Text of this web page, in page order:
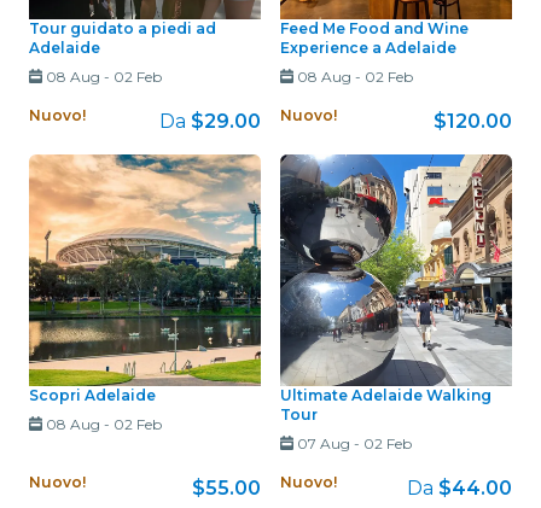
Tour guidato a piedi ad
Adelaide
08 Aug - 02 Feb
Nuovo! Da $29.00
Feed Me Food and Wine
Experience a Adelaide
08 Aug - 02 Feb
Nuovo! $120.00
Scopri Adelaide
08 Aug - 02 Feb
Nuovo! $55.00
Ultimate Adelaide Walking
Tour
07 Aug - 02 Feb
Nuovo! Da $44.00